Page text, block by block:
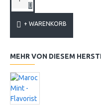
+ WARENKORB
MEHR VON DIESEM